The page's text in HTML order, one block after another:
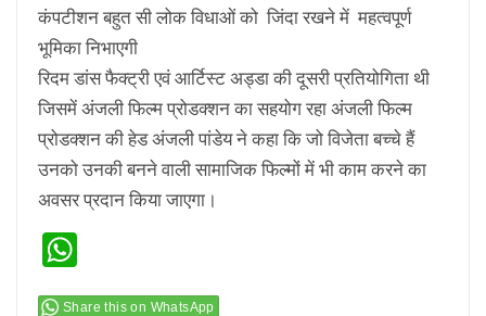
कंपटीशन बहुत सी लोक विधाओं को जिंदा रखने में महत्वपूर्ण
भूमिका निभाएगी
रिदम डांस फैक्ट्री एवं आर्टिस्ट अड्डा की दूसरी प्रतियोगिता थी
जिसमें अंजली फिल्म प्रोडक्शन का सहयोग रहा अंजली फिल्म
प्रोडक्शन की हेड अंजली पांडेय ने कहा कि जो विजेता बच्चे हैं
उनको उनकी बनने वाली सामाजिक फिल्मों में भी काम करने का
अवसर प्रदान किया जाएगा।
Share this on WhatsApp